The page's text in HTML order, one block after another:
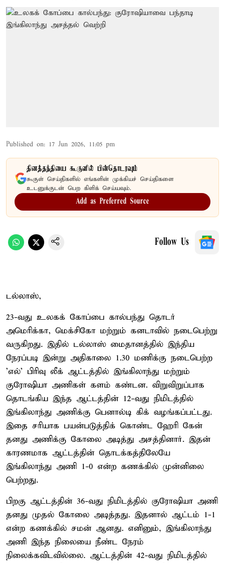
Published on: 17 Jun 2026, 11:05 pm
தினத்தந்தியை கூகுளில் பின்தொடரவும்
கூகுள் செய்திகளில் எங்களின் முக்கியச் செய்திகளை
உடனுக்குடன் பெற கிளிக் செய்யவும்.
Add as Preferred Source
Follow Us
டல்லாஸ்,
23-வது உலகக் கோப்பை கால்பந்து தொடர்
அமெரிக்கா, மெக்சிகோ மற்றும் கனடாவில் நடைபெற்று
வருகிறது. இதில் டல்லாஸ் மைதானத்தில் இந்திய
நேரப்படி இன்று அதிகாலை 1.30 மணிக்கு நடைபெற்ற
'எல்' பிரிவு லீக் ஆட்டத்தில் இங்கிலாந்து மற்றும்
குரோஷியா அணிகள் களம் கண்டன. விறுவிறுப்பாக
தொடங்கிய இந்த ஆட்டத்தின் 12-வது நிமிடத்தில்
இங்கிலாந்து அணிக்கு பெனால்டி கிக் வழங்கப்பட்டது.
இதை சரியாக பயன்படுத்திக் கொண்ட ஹேரி கேன்
தனது அணிக்கு கோலை அடித்து அசத்தினார். இதன்
காரணமாக ஆட்டத்தின் தொடக்கத்திலேயே
இங்கிலாந்து அணி 1-0 என்ற கணக்கில் முன்னிலை
பெற்றது.
பிறகு ஆட்டத்தின் 36-வது நிமிடத்தில் குரோஷியா அணி
தனது முதல் கோலை அடித்தது. இதனால் ஆட்டம் 1-1
என்ற கணக்கில் சமன் ஆனது. எனினும், இங்கிலாந்து
அணி இந்த நிலையை நீண்ட நேரம்
நிலைக்கவிடவில்லை. ஆட்டத்தின் 42-வது நிமிடத்தில்